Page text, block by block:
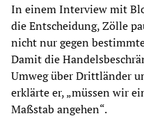
In einem Interview mit
die Entscheidung, Zölle
nicht nur gegen
Damit die
Umweg über Drittländer
erklärte er, „müssen wir
Maßstab angehen“.